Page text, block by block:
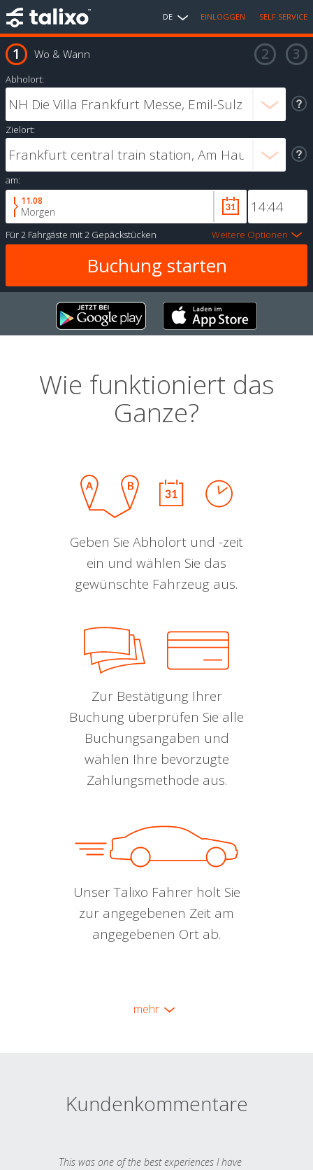
DE EINLOGGEN SELF SERVICE
Wo & Wann
Abholort:
Zielort:
am:
11.08
Morgen
Für2 Fahrgäste mit2 Gepäckstücken Weitere Optionen
Wie funktioniert das
Ganze?
Geben Sie Abholort und -zeit
ein und wählen Sie das
gewünschte Fahrzeug aus.
Zur Bestätigung Ihrer
Buchung überprüfen Sie alle
Buchungsangaben und
wählen Ihre bevorzugte
Zahlungsmethode aus.
Unser Talixo Fahrer holt Sie
zur angegebenen Zeit am
angegebenen Ort ab.
mehr
Kundenkommentare
This was one of the best experiences I have